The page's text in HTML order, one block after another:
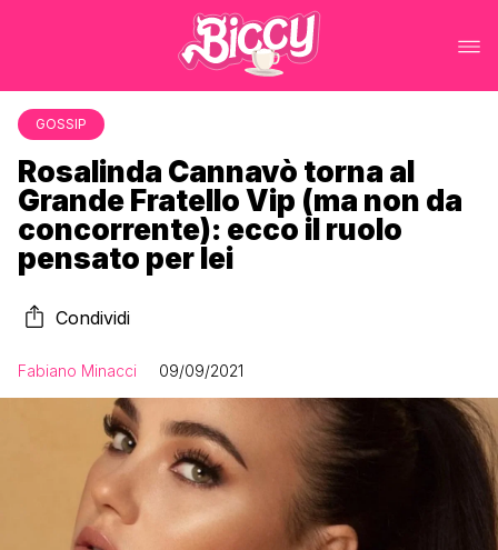
GOSSIP
Rosalinda Cannavò torna al
Grande Fratello Vip (ma non da
concorrente): ecco il ruolo
pensato per lei
Condividi
Fabiano Minacci 09/09/2021